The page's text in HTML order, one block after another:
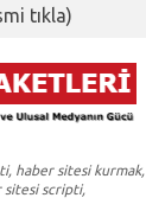
tıkla)
haber sitesi kurmak,
sitesi scripti,